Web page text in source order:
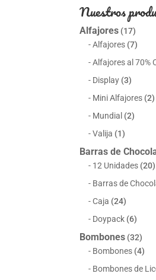
Nuestros
Alfajores (17)
Alfajores (7)
Alfajores al 70%
Display (3)
Mini Alfajores (2)
Mundial (2)
Valija (1)
Barras de
12 Unidades (20)
Barras de
Caja (24)
Doypack (6)
Bombones (32)
Bombones (4)
Bombones de